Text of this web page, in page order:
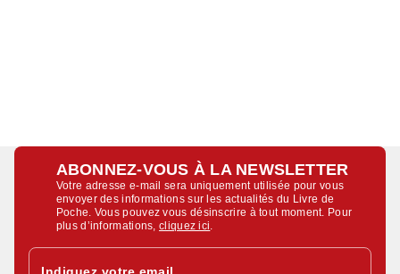
ABONNEZ-VOUS À LA NEWSLETTER
Votre adresse e-mail sera uniquement utilisée pour vous
envoyer des informations sur les actualités du Livre de
Poche. Vous pouvez vous désinscrire à tout moment. Pour
plus d’informations,cliquez ici
Indiquez votre email